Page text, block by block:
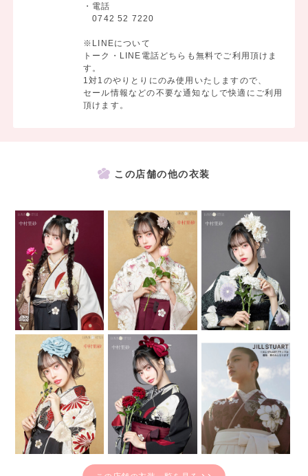
・電話
0742 52 7220
※LINEについて
トーク・LINE電話どちらも無料でご利用頂けま
す。
1対1のやりとりにのみ使用いたしますので、
セール情報などの不要な通知なしで快適にご利用
頂けます。
この店舗の他の衣装